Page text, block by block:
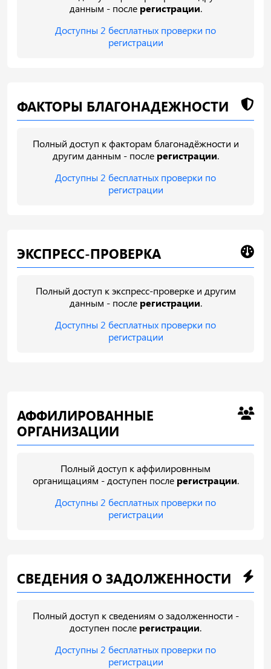
данным - после регистрации.
Доступны 2 бесплатных проверки по
регистрации
ФАКТОРЫ БЛАГОНАДЕЖНОСТИ
Полный доступ к факторам благонадёжности и
другим данным - после регистрации.
Доступны 2 бесплатных проверки по
регистрации
ЭКСПРЕСС-ПРОВЕРКА
Полный доступ к экспресс-проверке и другим
данным - после регистрации.
Доступны 2 бесплатных проверки по
регистрации
АФФИЛИРОВАННЫЕ
ОРГАНИЗАЦИИ
Полный доступ к аффилировнным
органищациям - доступен после регистрации.
Доступны 2 бесплатных проверки по
регистрации
СВЕДЕНИЯ О ЗАДОЛЖЕННОСТИ
Полный доступ к сведениям о задолженности -
доступен после регистрации.
Доступны 2 бесплатных проверки по
регистрации